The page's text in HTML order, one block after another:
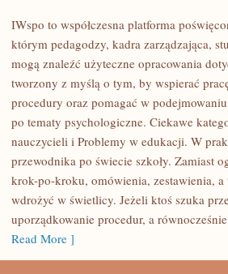
STAŻE
IWspo to współczesna platforma
którym pedagodzy, kadra zarządzająca,
mogą znaleźć użyteczne opracowania
tworzony z myślą o tym, by wspierać
procedury oraz pomagać w
po tematy psychologiczne. Ciekawe
nauczycieli i Problemy w edukacji. W
przewodnika po świecie szkoły. Zamiast
krok-po-kroku, omówienia, zestawienia, a
wdrożyć w świetlicy. Jeżeli ktoś szuka
uporządkowanie procedur, a
Read More ]